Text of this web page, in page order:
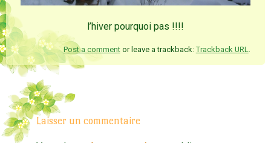
l’hiver pourquoi pas !!!!
Post a commentor leave a trackback:Trackback URL.
Laisser un commentaire